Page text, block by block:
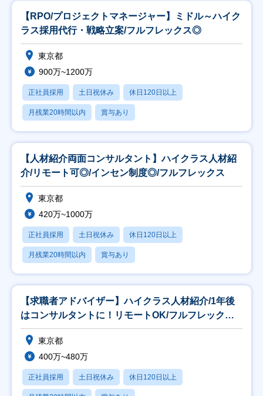
【RPO/プロジェクトマネージャー】ミドル～ハイク
ラス採用代行・戦略立案/フルフレックス◎
東京都
900万~1200万
正社員採用 土日祝休み 休日120日以上
月残業20時間以内 賞与あり
【人材紹介両面コンサルタント】ハイクラス人材紹
介/リモート可◎/インセン制度◎/フルフレックス
東京都
420万~1000万
正社員採用 土日祝休み 休日120日以上
月残業20時間以内 賞与あり
【求職者アドバイザー】ハイクラス人材紹介/1年後
はコンサルタントに！リモートOK/フルフレックス
◎
東京都
400万~480万
正社員採用 土日祝休み 休日120日以上